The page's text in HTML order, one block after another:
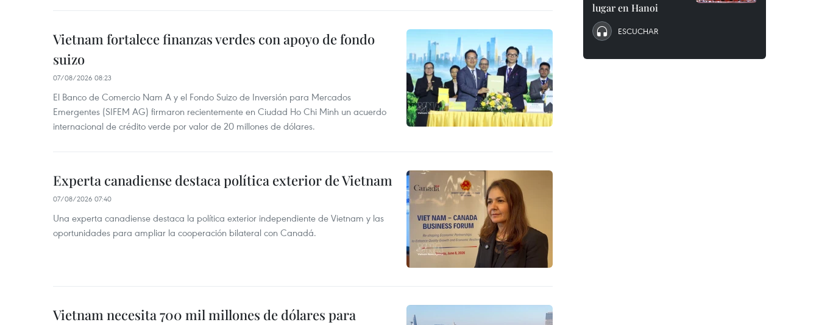
Vietnam fortalece finanzas verdes con apoyo de fondo
suizo
07/08/2026 08:23
El Banco de Comercio Nam A y el Fondo Suizo de Inversión para Mercados
Emergentes (SIFEM AG) firmaron recientemente en Ciudad Ho Chi Minh un acuerdo
internacional de crédito verde por valor de 20 millones de dólares.
Experta canadiense destaca política exterior de Vietnam
07/08/2026 07:40
Una experta canadiense destaca la política exterior independiente de Vietnam y las
oportunidades para ampliar la cooperación bilateral con Canadá.
Vietnam necesita 700 mil millones de dólares para
lugar en Hanoi
ESCUCHAR